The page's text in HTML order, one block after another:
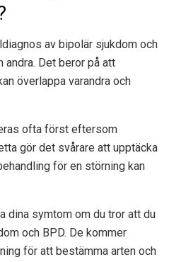
av bipolär sjukdom och
andra. Det beror på att
överlappa varandra och
ofta först eftersom
gör det svårare att upptäcka
för en störning kan
dina symtom om du tror att du
och BPD. De kommer
för att bestämma arten och